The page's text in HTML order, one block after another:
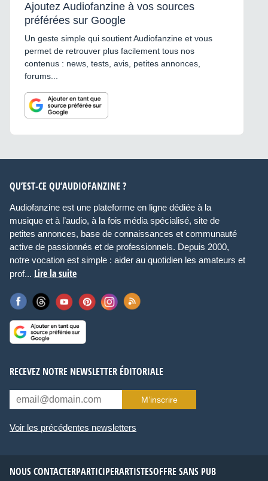
Ajoutez Audiofanzine à vos sources
préférées sur Google
Un geste simple qui soutient Audiofanzine et vous
permet de retrouver plus facilement tous nos
contenus : news, tests, avis, petites annonces,
forums...
QU’EST-CE QU’AUDIOFANZINE ?
Audiofanzine est une plateforme en ligne dédiée à la
musique et à l’audio, à la fois média spécialisé, site de
petites annonces, base de connaissances et communauté
active de passionnés et de professionnels. Depuis 2000,
notre vocation est simple : aider au quotidien les amateurs et
prof... Lire la suite
RECEVEZ NOTRE NEWSLETTER ÉDITORIALE
M’inscrire
Voir les précédentes newsletters
NOUS CONTACTERPARTICIPERARTISTESOFFRE SANS PUB